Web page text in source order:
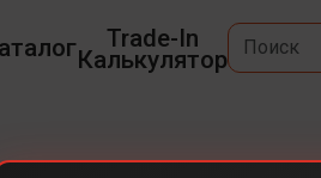
Trade-In
Калькулятор